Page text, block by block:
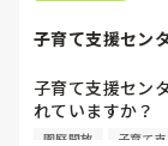
子育て支援セン
子育て支援セン
れていますか？
私の仕事場では
園庭開放 子育て